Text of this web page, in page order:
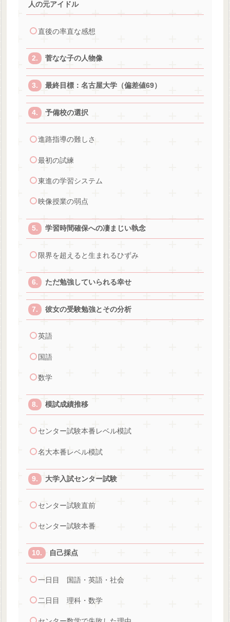
人の元アイドル
直後の率直な感想
菅なな子の人物像
最終目標：名古屋大学（偏差値69）
予備校の選択
進路指導の難しさ
最初の試練
東進の学習システム
映像授業の弱点
学習時間確保への凄まじい執念
限界を超えると生まれるひずみ
ただ勉強していられる幸せ
彼女の受験勉強とその分析
英語
国語
数学
模試成績推移
センター試験本番レベル模試
名大本番レベル模試
大学入試センター試験
センター試験直前
センター試験本番
自己採点
一日目 国語・英語・社会
二日目 理科・数学